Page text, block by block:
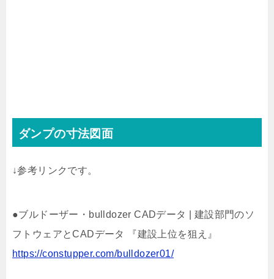
ダンプの寸法図面
↓参考リンクです。
●ブルドーザー・bulldozer CADデータ | 建設部門のソ
フトウェアとCADデータ 『建設上位を狙え』
https://constupper.com/bulldozer01/